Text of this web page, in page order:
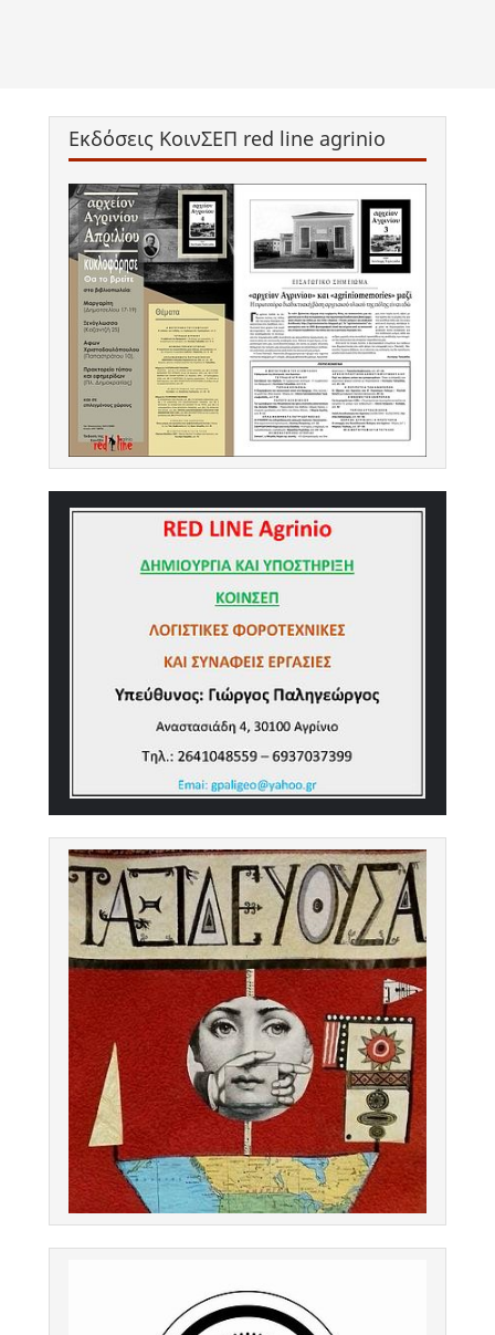
Εκδόσεις ΚοινΣΕΠ red line agrinio